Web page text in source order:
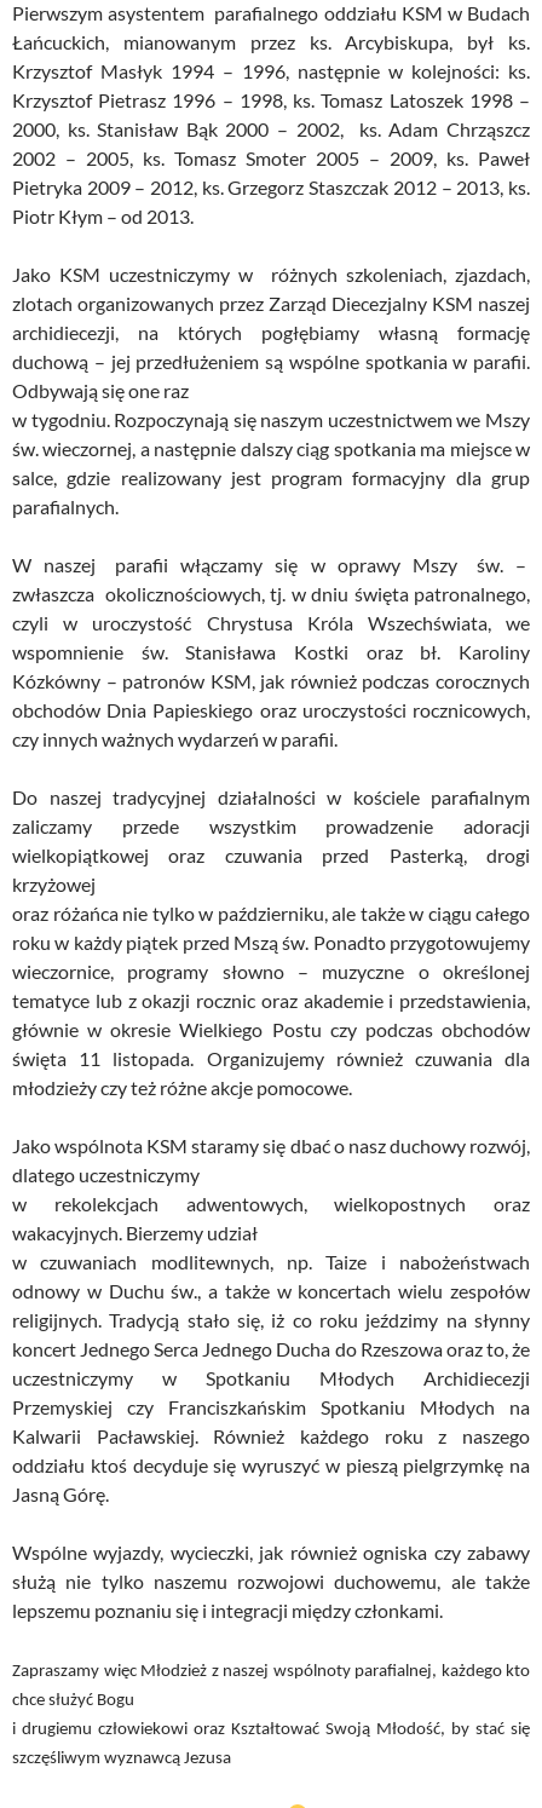
Pierwszym asystentem parafialnego oddziału KSM w Budach
Łańcuckich, mianowanym przez ks. Arcybiskupa, był ks.
Krzysztof Masłyk 1994 – 1996, następnie w kolejności: ks.
Krzysztof Pietrasz 1996 – 1998, ks. Tomasz Latoszek 1998 –
2000, ks. Stanisław Bąk 2000 – 2002, ks. Adam Chrząszcz
2002 – 2005, ks. Tomasz Smoter 2005 – 2009, ks. Paweł
Pietryka 2009 – 2012, ks. Grzegorz Staszczak 2012 – 2013, ks.
Piotr Kłym – od 2013.
Jako KSM uczestniczymy w różnych szkoleniach, zjazdach,
zlotach organizowanych przez Zarząd Diecezjalny KSM naszej
archidiecezji, na których pogłębiamy własną formację
duchową – jej przedłużeniem są wspólne spotkania w parafii.
Odbywają się one raz
w tygodniu. Rozpoczynają się naszym uczestnictwem we Mszy
św. wieczornej, a następnie dalszy ciąg spotkania ma miejsce w
salce, gdzie realizowany jest program formacyjny dla grup
parafialnych.
W naszej parafii włączamy się w oprawy Mszy św. –
zwłaszcza okolicznościowych, tj. w dniu święta patronalnego,
czyli w uroczystość Chrystusa Króla Wszechświata, we
wspomnienie św. Stanisława Kostki oraz bł. Karoliny
Kózkówny – patronów KSM, jak również podczas corocznych
obchodów Dnia Papieskiego oraz uroczystości rocznicowych,
czy innych ważnych wydarzeń w parafii.
Do naszej tradycyjnej działalności w kościele parafialnym
zaliczamy przede wszystkim prowadzenie adoracji
wielkopiątkowej oraz czuwania przed Pasterką, drogi
krzyżowej
oraz różańca nie tylko w październiku, ale także w ciągu całego
roku w każdy piątek przed Mszą św. Ponadto przygotowujemy
wieczornice, programy słowno – muzyczne o określonej
tematyce lub z okazji rocznic oraz akademie i przedstawienia,
głównie w okresie Wielkiego Postu czy podczas obchodów
święta 11 listopada. Organizujemy również czuwania dla
młodzieży czy też różne akcje pomocowe.
Jako wspólnota KSM staramy się dbać o nasz duchowy rozwój,
dlatego uczestniczymy
w rekolekcjach adwentowych, wielkopostnych oraz
wakacyjnych. Bierzemy udział
w czuwaniach modlitewnych, np. Taize i nabożeństwach
odnowy w Duchu św., a także w koncertach wielu zespołów
religijnych. Tradycją stało się, iż co roku jeździmy na słynny
koncert Jednego Serca Jednego Ducha do Rzeszowa oraz to, że
uczestniczymy w Spotkaniu Młodych Archidiecezji
Przemyskiej czy Franciszkańskim Spotkaniu Młodych na
Kalwarii Pacławskiej. Również każdego roku z naszego
oddziału ktoś decyduje się wyruszyć w pieszą pielgrzymkę na
Jasną Górę.
Wspólne wyjazdy, wycieczki, jak również ogniska czy zabawy
służą nie tylko naszemu rozwojowi duchowemu, ale także
lepszemu poznaniu się i integracji między członkami.
Zapraszamy więc Młodzież z naszej wspólnoty parafialnej, każdego kto
chce służyć Bogu
i drugiemu człowiekowi oraz Kształtować Swoją Młodość, by stać się
szczęśliwym wyznawcą Jezusa